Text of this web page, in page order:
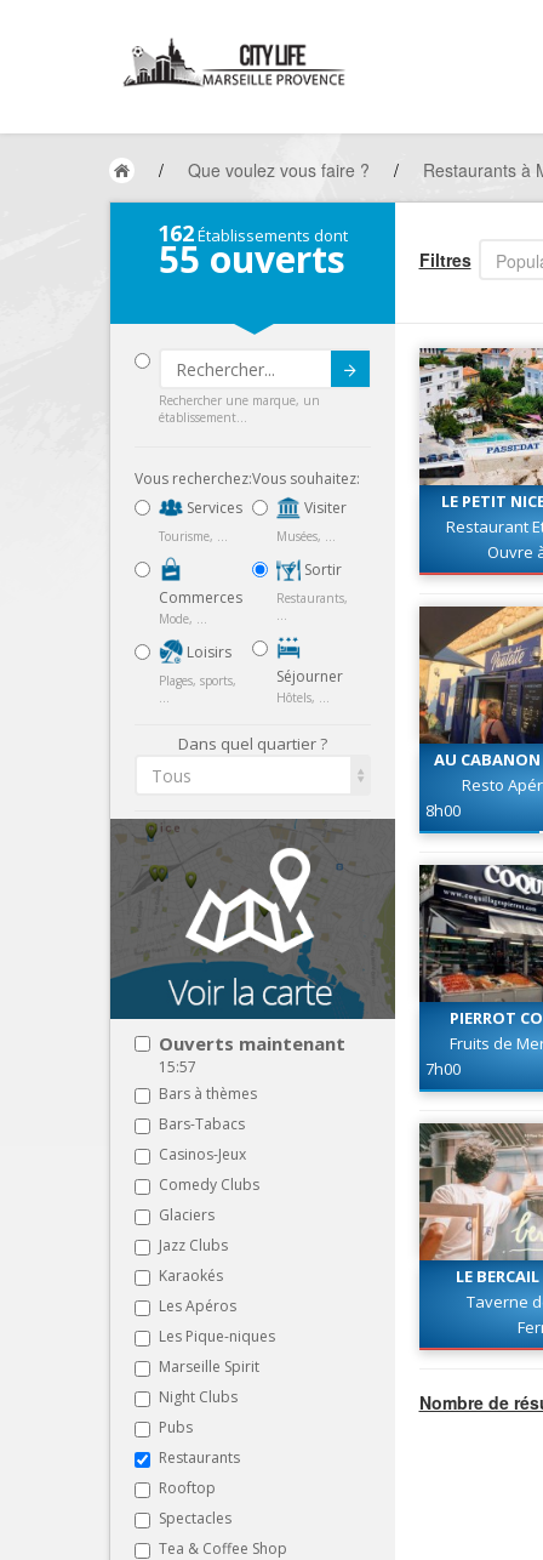
/ Que voulez vous faire ? / Restaurants à
162Établissements dont
55 ouverts
Submit
Rechercher une marque, un
établissement...
Vous recherchez:
Services
Tourisme, ...
Commerces
Mode, ...
Loisirs
Plages, sports,
...
Vous souhaitez:
Visiter
Musées, ...
Sortir
Restaurants,
...
Séjourner
Hôtels, ...
Dans quel quartier ?
Tous
Ouverts maintenant
15:57
Bars à thèmes
Bars-Tabacs
Casinos-Jeux
Comedy Clubs
Glaciers
Jazz Clubs
Karaokés
Les Apéros
Les Pique-niques
Marseille Spirit
Night Clubs
Pubs
Restaurants
Rooftop
Spectacles
Tea & Coffee Shop
Filtres
LE PETIT
Restaurant
Ouvre
AU CABANON
Resto
8h00
PIERROT
Fruits de
7h00
LE
Taverne
Nombre de